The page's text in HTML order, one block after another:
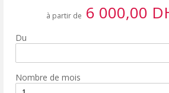
à partir de 6 000,00
Du
Nombre de mois